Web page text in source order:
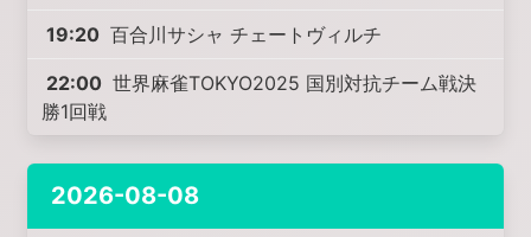
19:20 百合川サシャ チェートヴィルチ
22:00 世界麻雀TOKYO2025 国別対抗チーム戦決
勝1回戦
2026-08-08